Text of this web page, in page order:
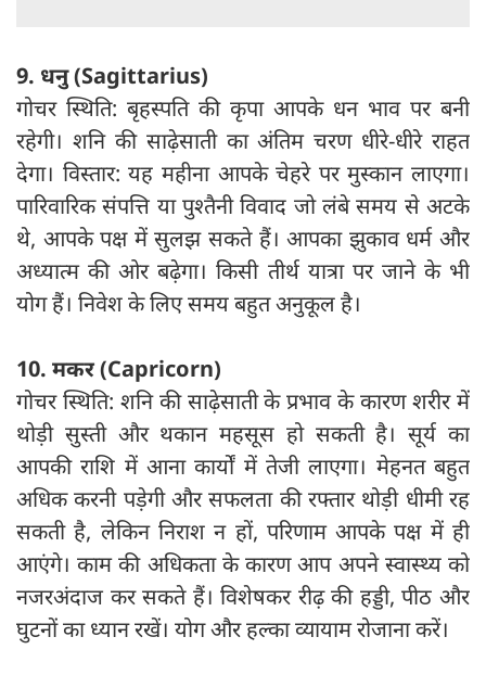
9. धनु (Sagittarius)
गोचर स्थिति: बृहस्पति की कृपा आपके धन भाव पर बनी
रहेगी। शनि की साढ़ेसाती का अंतिम चरण धीरे-धीरे राहत
देगा। विस्तार: यह महीना आपके चेहरे पर मुस्कान लाएगा।
पारिवारिक संपत्ति या पुश्तैनी विवाद जो लंबे समय से अटके
थे, आपके पक्ष में सुलझ सकते हैं। आपका झुकाव धर्म और
अध्यात्म की ओर बढ़ेगा। किसी तीर्थ यात्रा पर जाने के भी
योग हैं। निवेश के लिए समय बहुत अनुकूल है।
10. मकर (Capricorn)
गोचर स्थिति: शनि की साढ़ेसाती के प्रभाव के कारण शरीर में
थोड़ी सुस्ती और थकान महसूस हो सकती है। सूर्य का
आपकी राशि में आना कार्यों में तेजी लाएगा। मेहनत बहुत
अधिक करनी पड़ेगी और सफलता की रफ्तार थोड़ी धीमी रह
सकती है, लेकिन निराश न हों, परिणाम आपके पक्ष में ही
आएंगे। काम की अधिकता के कारण आप अपने स्वास्थ्य को
नजरअंदाज कर सकते हैं। विशेषकर रीढ़ की हड्डी, पीठ और
घुटनों का ध्यान रखें। योग और हल्का व्यायाम रोजाना करें।